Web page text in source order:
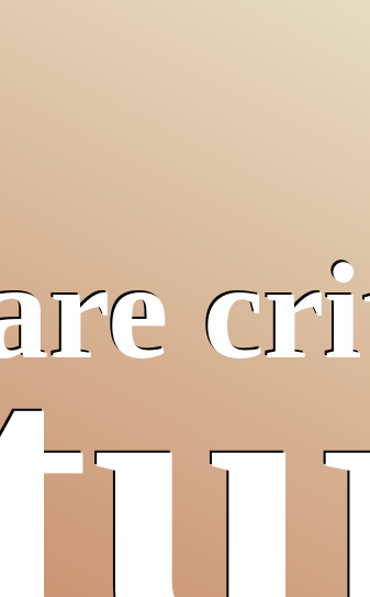
cristiani e non